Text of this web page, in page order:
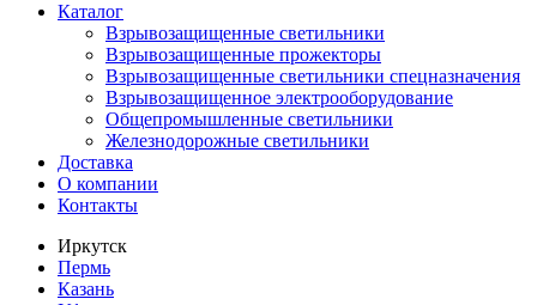
Каталог
Взрывозащищенные светильники
Взрывозащищенные прожекторы
Взрывозащищенные светильники спецназначения
Взрывозащищенное электрооборудование
Общепромышленные светильники
Железнодорожные светильники
Доставка
О компании
Контакты
Иркутск
Пермь
Казань